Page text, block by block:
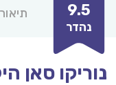
9.5
נהדר
תיאור
נוריקו סאן